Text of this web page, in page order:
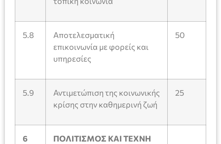
5.8
Αποτελεσματική
επικοινωνία με φορείς και
υπηρεσίες
50
5.9
Αντιμετώπιση της κοινωνικής
κρίσης στην καθημερινή ζωή
25
6 ΠΟΛΙΤΙΣΜΟΣ ΚΑΙ ΤΕΧΝΗ